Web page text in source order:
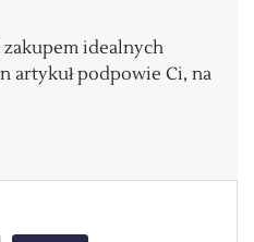
zakupem idealnych
artykuł podpowie Ci, na